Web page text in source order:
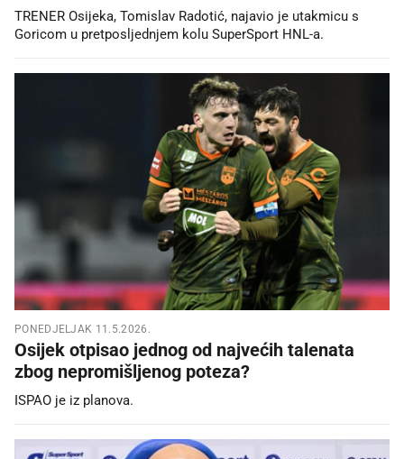
TRENER Osijeka, Tomislav Radotić, najavio je utakmicu s
Goricom u pretposljednjem kolu SuperSport HNL-a.
PONEDJELJAK 11.5.2026.
Osijek otpisao jednog od najvećih talenata
zbog nepromišljenog poteza?
ISPAO je iz planova.